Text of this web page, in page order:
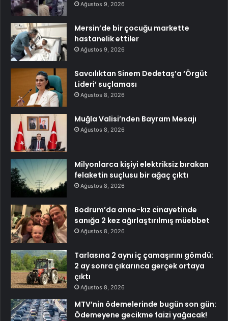
Ağustos 9, 2026
Mersin’de bir çocuğu markette
hastanelik ettiler
Ağustos 9, 2026
Savcılıktan Sinem Dedetaş’a ‘Örgüt
Lideri’ suçlaması
Ağustos 8, 2026
Muğla Valisi’nden Bayram Mesajı
Ağustos 8, 2026
Milyonlarca kişiyi elektriksiz bırakan
felaketin suçlusu bir ağaç çıktı
Ağustos 8, 2026
Bodrum’da anne-kız cinayetinde
sanığa 2 kez ağırlaştırılmış müebbet
Ağustos 8, 2026
Tarlasına 2 aynı iç çamaşırını gömdü:
2 ay sonra çıkarınca gerçek ortaya
çıktı
Ağustos 8, 2026
MTV’nin ödemelerinde bugün son gün:
Ödemeyene gecikme faizi yağacak!